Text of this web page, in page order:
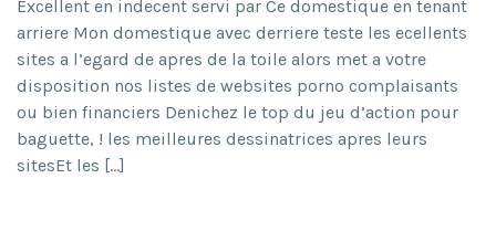
Excellent en indecent servi par Ce domestique en tenant
arriere Mon domestique avec derriere teste les ecellents
sites a l’egard de apres de la toile alors met a votre
disposition nos listes de websites porno complaisants
ou bien financiers Denichez le top du jeu d’action pour
baguette, ! les meilleures dessinatrices apres leurs
sitesEt les […]